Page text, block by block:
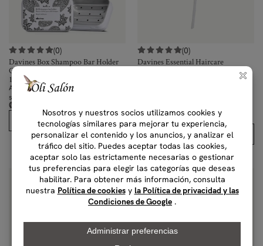
(0)
Davines Box Shampoo Bar Holder
Case
1 pz
Accesorio contenedor de shampoo
sólido de aluminio
₡
Comprar
(0)
Davines Essential Haircare
2 disponibles
Comprar